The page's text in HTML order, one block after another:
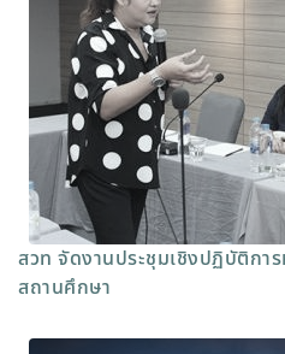
สวท จัดงานประชุมเชิงปฏิบัติกา
สถานศึกษา